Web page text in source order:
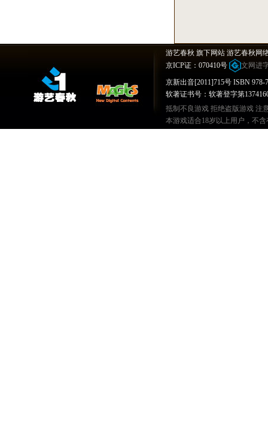
游艺春秋 旗下网站 游艺春秋网
京ICP证：070410号
文网进
京新出音[2011]715号 ISBN 978-
软著证书号：软著登字第
抵制不良游戏 拒绝盗版游戏 注
本游戏适合18岁以上用户，不